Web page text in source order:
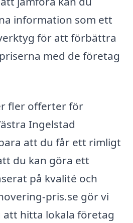
information som ett
för att förbättra
med de företag
fler offerter för
Ingelstad
att du får ett rimligt
du kan göra ett
på kvalité och
pris.se gör vi
hitta lokala företag